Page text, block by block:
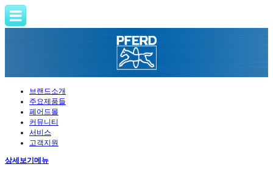
브랜드소개
주요제품들
페어드몰
커뮤니티
서비스
고객지원
상세보기메뉴